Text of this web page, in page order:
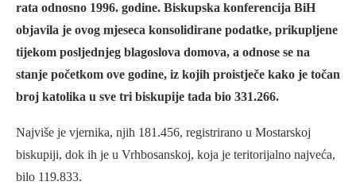
rata odnosno 1996. godine. Biskupska konferencija BiH
objavila je ovog mjeseca konsolidirane podatke, prikupljene
tijekom posljednjeg blagoslova domova, a odnose se na
stanje početkom ove godine, iz kojih proistječe kako je točan
broj katolika u sve tri biskupije tada bio 331.266.
Najviše je vjernika, njih 181.456, registrirano u Mostarskoj
biskupiji, dok ih je u Vrhbosanskoj, koja je teritorijalno najveća,
bilo 119.833.